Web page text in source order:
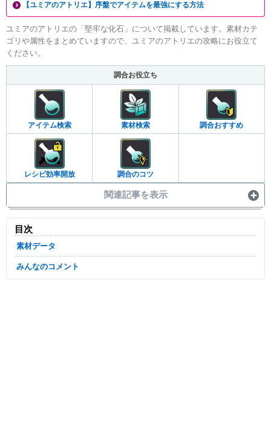
【ユミアのアトリエ】序盤でアイテムを最強にする方法
ユミアのアトリエの「堅牢な化石」について掲載しています。素材カテ
ゴリや属性をまとめていますので、ユミアのアトリエの攻略にお役立て
ください。
調合お役立ち
アイテム検索 素材検索 調合おすすめ
レシピ効率開放 調合のコツ
関連記事を表示
目次
素材データ
みんなのコメント